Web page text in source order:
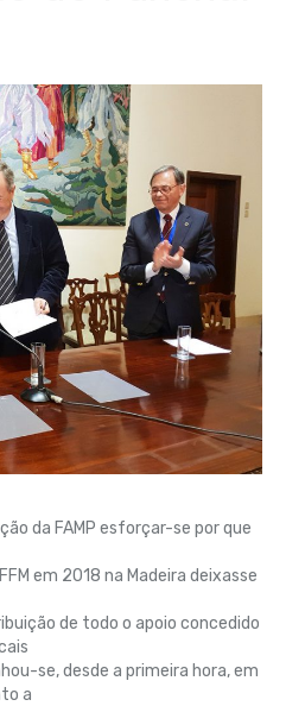
da FAMP esforçar-se por que
em 2018 na Madeira deixasse
de todo o apoio concedido
se, desde a primeira hora, em
a